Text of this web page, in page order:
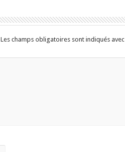
Les champs obligatoires sont indiqués avec